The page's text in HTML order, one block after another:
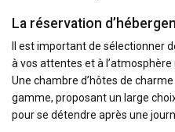
La réservation
Il est important de sélectionner
à vos attentes et à
Une chambre d’hôtes de
gamme, proposant un large
pour se détendre après une